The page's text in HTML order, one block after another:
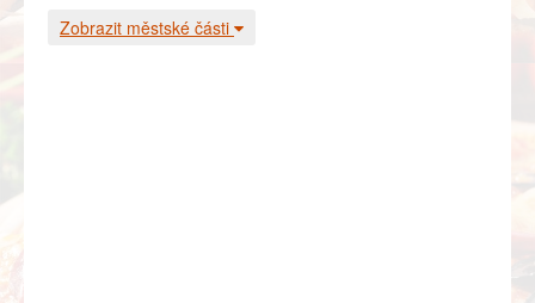
Zobrazit městské části